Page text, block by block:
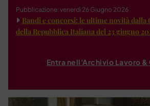
Pubblicazione: venerdì 26 Giugno 2026
Bandi e concorsi: le ultime novità dalla
della Repubblica Italiana del 23 giugno
Entra nell'Archivio Lavoro &